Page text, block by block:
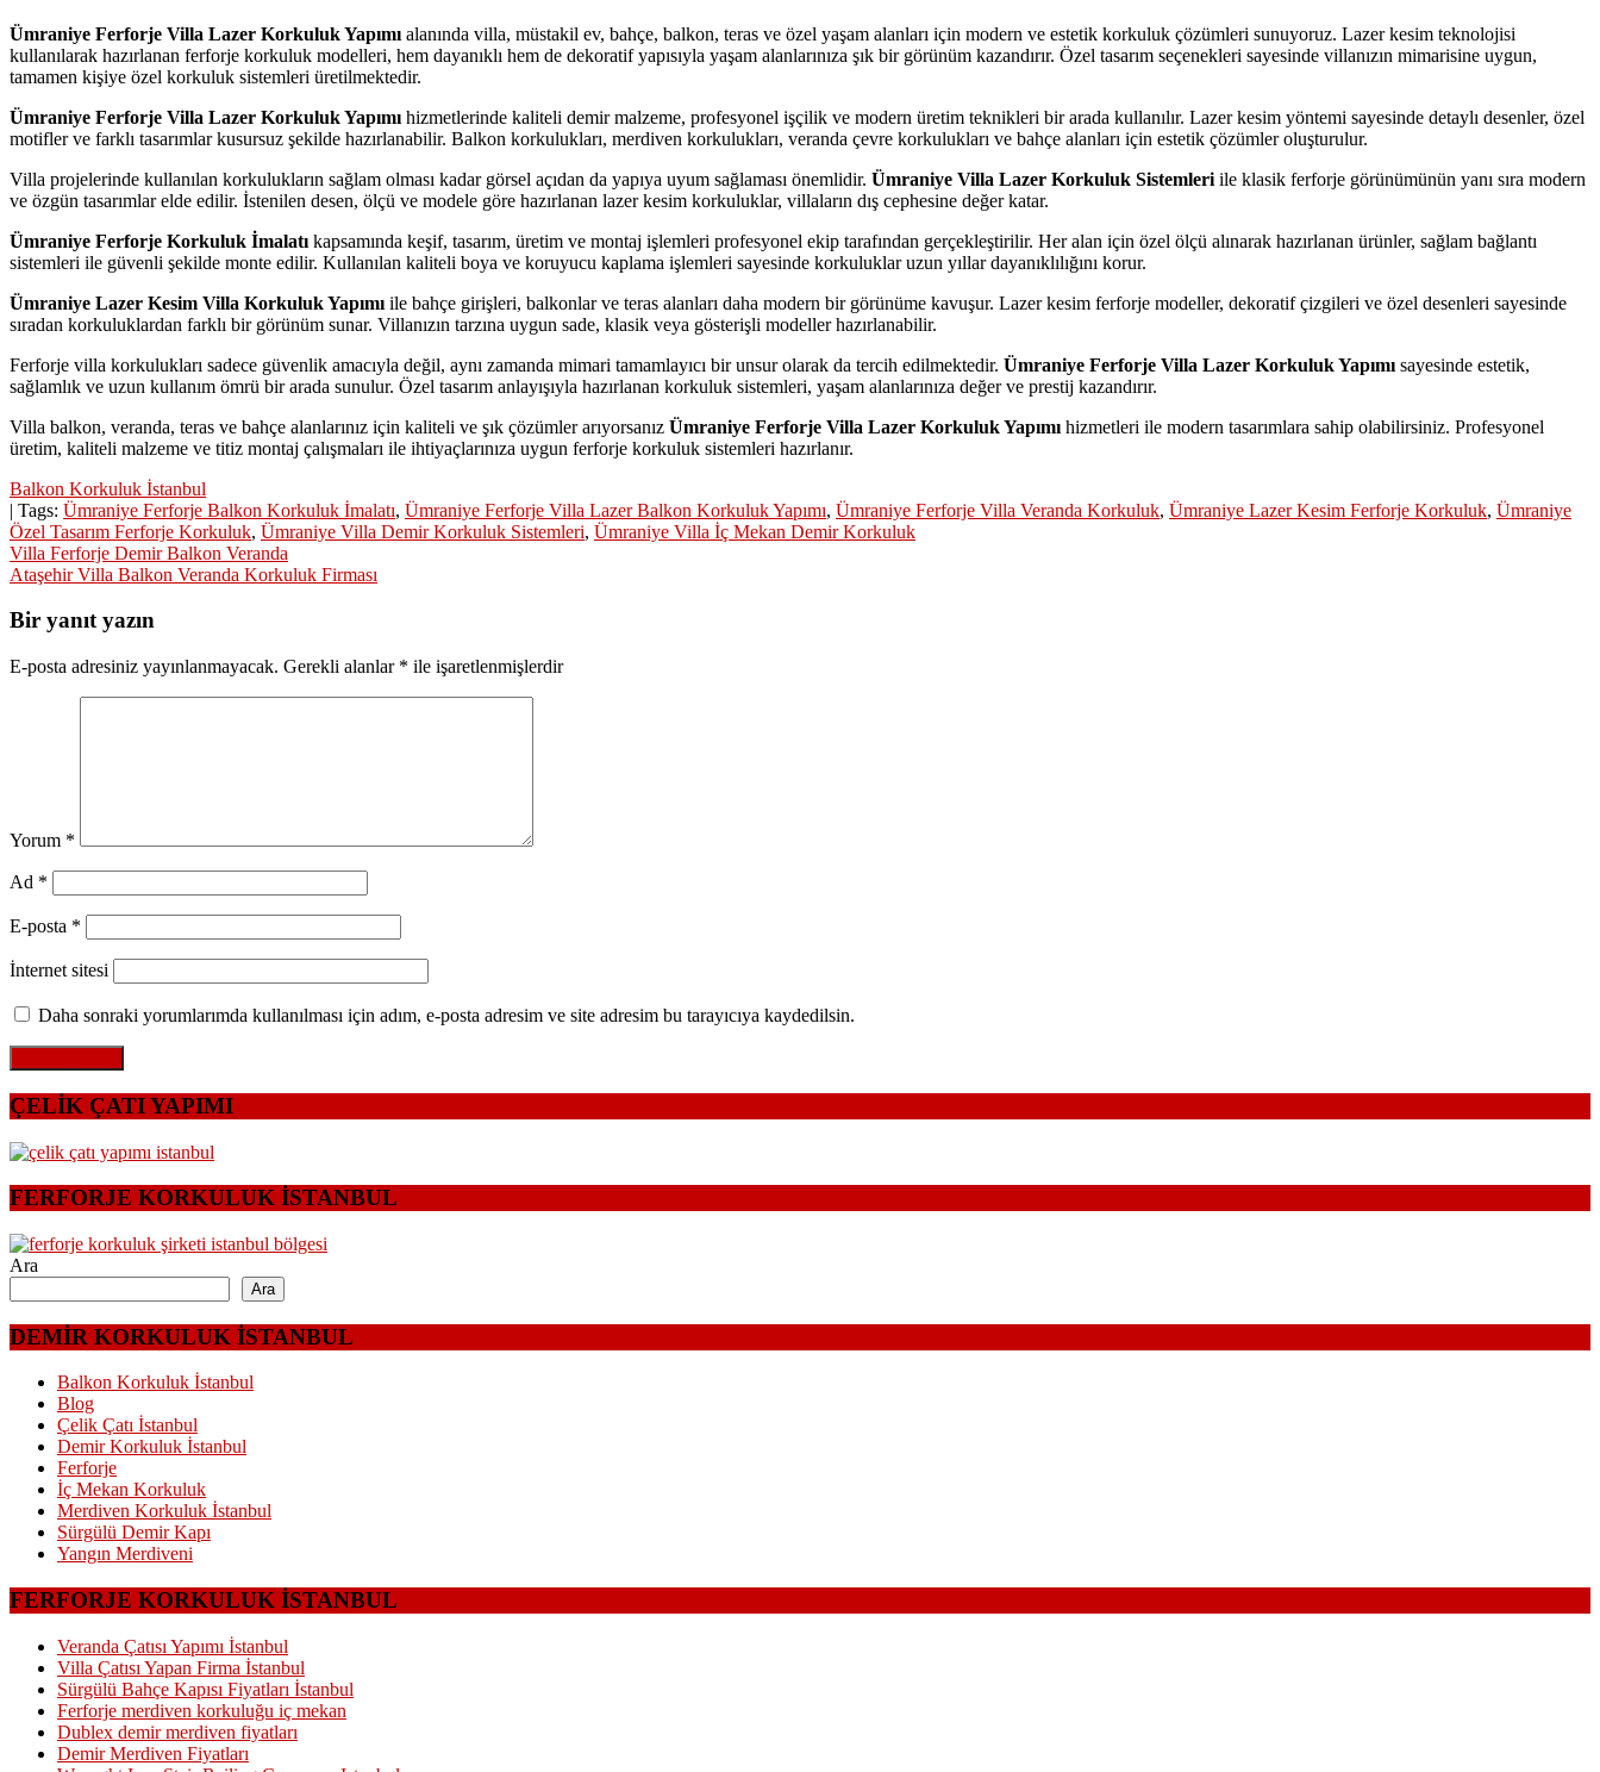
Ümraniye Ferforje Villa Lazer Korkuluk Yapımı alanında villa, müstakil ev, bahçe, balkon, teras ve özel yaşam alanları için modern ve estetik korkuluk çözümleri sunuyoruz. Lazer kesim teknolojisi
kullanılarak hazırlanan ferforje korkuluk modelleri, hem dayanıklı hem de dekoratif yapısıyla yaşam alanlarınıza şık bir görünüm kazandırır. Özel tasarım seçenekleri sayesinde villanızın mimarisine uygun,
tamamen kişiye özel korkuluk sistemleri üretilmektedir.
Ümraniye Ferforje Villa Lazer Korkuluk Yapımı hizmetlerinde kaliteli demir malzeme, profesyonel işçilik ve modern üretim teknikleri bir arada kullanılır. Lazer kesim yöntemi sayesinde detaylı desenler, özel
motifler ve farklı tasarımlar kusursuz şekilde hazırlanabilir. Balkon korkulukları, merdiven korkulukları, veranda çevre korkulukları ve bahçe alanları için estetik çözümler oluşturulur.
Villa projelerinde kullanılan korkulukların sağlam olması kadar görsel açıdan da yapıya uyum sağlaması önemlidir. Ümraniye Villa Lazer Korkuluk Sistemleri ile klasik ferforje görünümünün yanı sıra modern
ve özgün tasarımlar elde edilir. İstenilen desen, ölçü ve modele göre hazırlanan lazer kesim korkuluklar, villaların dış cephesine değer katar.
Ümraniye Ferforje Korkuluk İmalatı kapsamında keşif, tasarım, üretim ve montaj işlemleri profesyonel ekip tarafından gerçekleştirilir. Her alan için özel ölçü alınarak hazırlanan ürünler, sağlam bağlantı
sistemleri ile güvenli şekilde monte edilir. Kullanılan kaliteli boya ve koruyucu kaplama işlemleri sayesinde korkuluklar uzun yıllar dayanıklılığını korur.
Ümraniye Lazer Kesim Villa Korkuluk Yapımı ile bahçe girişleri, balkonlar ve teras alanları daha modern bir görünüme kavuşur. Lazer kesim ferforje modeller, dekoratif çizgileri ve özel desenleri sayesinde
sıradan korkuluklardan farklı bir görünüm sunar. Villanızın tarzına uygun sade, klasik veya gösterişli modeller hazırlanabilir.
Ferforje villa korkulukları sadece güvenlik amacıyla değil, aynı zamanda mimari tamamlayıcı bir unsur olarak da tercih edilmektedir. Ümraniye Ferforje Villa Lazer Korkuluk Yapımı sayesinde estetik,
sağlamlık ve uzun kullanım ömrü bir arada sunulur. Özel tasarım anlayışıyla hazırlanan korkuluk sistemleri, yaşam alanlarınıza değer ve prestij kazandırır.
Villa balkon, veranda, teras ve bahçe alanlarınız için kaliteli ve şık çözümler arıyorsanız Ümraniye Ferforje Villa Lazer Korkuluk Yapımı hizmetleri ile modern tasarımlara sahip olabilirsiniz. Profesyonel
üretim, kaliteli malzeme ve titiz montaj çalışmaları ile ihtiyaçlarınıza uygun ferforje korkuluk sistemleri hazırlanır.
Balkon Korkuluk İstanbul
| Tags: Ümraniye Ferforje Balkon Korkuluk İmalatı, Ümraniye Ferforje Villa Lazer Balkon Korkuluk Yapımı, Ümraniye Ferforje Villa Veranda Korkuluk, Ümraniye Lazer Kesim Ferforje Korkuluk, Ümraniye
Özel Tasarım Ferforje Korkuluk, Ümraniye Villa Demir Korkuluk Sistemleri, Ümraniye Villa İç Mekan Demir Korkuluk
Yazı
gezinmesi
Villa Ferforje Demir Balkon Veranda
Ataşehir Villa Balkon Veranda Korkuluk Firması
Bir yanıt yazın
E-posta adresiniz yayınlanmayacak. Gerekli alanlar * ile işaretlenmişlerdir
Yorum *
Ad *
E-posta *
İnternet sitesi
Daha sonraki yorumlarımda kullanılması için adım, e-posta adresim ve site adresim bu tarayıcıya kaydedilsin.
ÇELİK ÇATI YAPIMI
FERFORJE KORKULUK İSTANBUL
Ara
Ara
DEMİR KORKULUK İSTANBUL
Balkon Korkuluk İstanbul
Blog
Çelik Çatı İstanbul
Demir Korkuluk İstanbul
Ferforje
İç Mekan Korkuluk
Merdiven Korkuluk İstanbul
Sürgülü Demir Kapı
Yangın Merdiveni
FERFORJE KORKULUK İSTANBUL
Veranda Çatısı Yapımı İstanbul
Villa Çatısı Yapan Firma İstanbul
Sürgülü Bahçe Kapısı Fiyatları İstanbul
Ferforje merdiven korkuluğu iç mekan
Dublex demir merdiven fiyatları
Demir Merdiven Fiyatları